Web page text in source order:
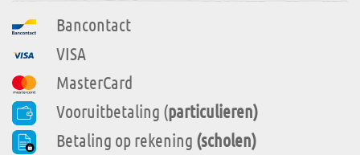
Bancontact
VISA
MasterCard
Vooruitbetaling (particulieren)
Betaling op rekening (scholen)